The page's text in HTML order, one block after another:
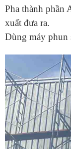
Pha thành phần
xuất đưa ra.
Dùng máy phun